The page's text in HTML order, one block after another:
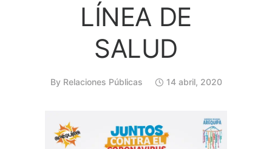
LÍNEA DE
SALUD
By Relaciones Públicas 14 abril, 2020